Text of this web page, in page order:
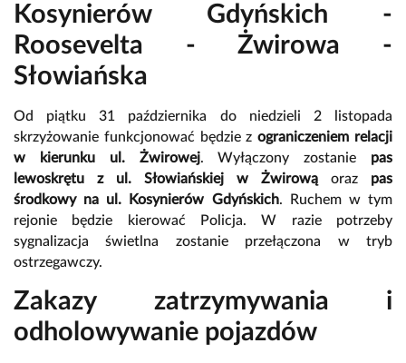
Kosynierów Gdyńskich -
Roosevelta - Żwirowa -
Słowiańska
Od piątku 31 października do niedzieli 2 listopada
skrzyżowanie funkcjonować będzie zograniczeniem relacji
w kierunku ul. Żwirowej. Wyłączony zostanie pas
lewoskrętu z ul. Słowiańskiej w Żwirową oraz pas
środkowy na ul. Kosynierów Gdyńskich. Ruchem w tym
rejonie będzie kierować Policja. W razie potrzeby
sygnalizacja świetlna zostanie przełączona w tryb
ostrzegawczy.
Zakazy zatrzymywania i
odholowywanie pojazdów